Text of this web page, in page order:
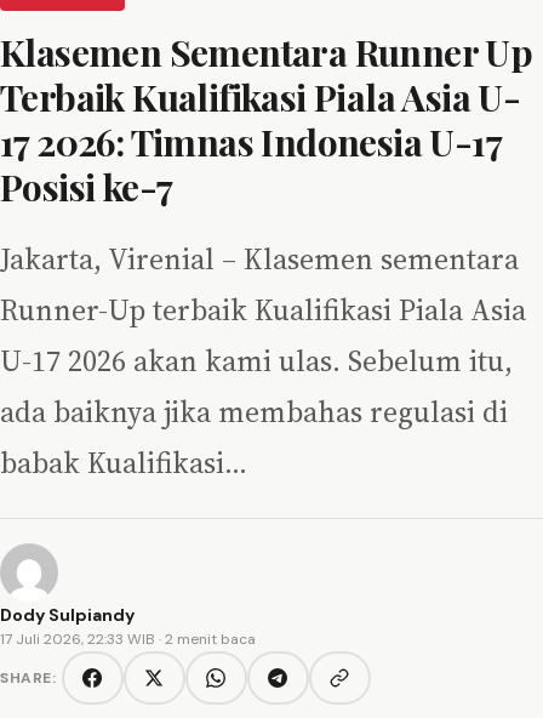
Klasemen Sementara Runner Up
Terbaik Kualifikasi Piala Asia U-
17 2026: Timnas Indonesia U-17
Posisi ke-7
Jakarta, Virenial – Klasemen sementara
Runner-Up terbaik Kualifikasi Piala Asia
U-17 2026 akan kami ulas. Sebelum itu,
ada baiknya jika membahas regulasi di
babak Kualifikasi…
Dody Sulpiandy
17 Juli 2026, 22:33 WIB · 2 menit baca
SHARE:
FacebookTwitter/XWhatsAppTelegramCopy link